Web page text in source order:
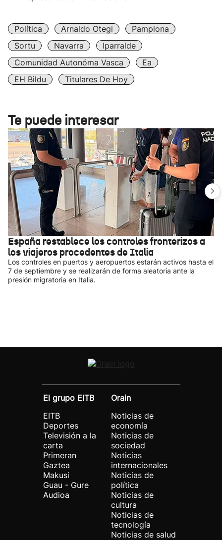
Política Arnaldo Otegi
Pamplona
Sortu
Navarra
Iparralde
Comunidad Autonóma Vasca
Ea
EH Bildu
Titulares De Hoy
Te puede interesar
España restablece los controles fronterizos a
los viajeros procedentes de Italia
Los controles en puertos y aeropuertos estarán activos hasta el
7 de septiembre y se realizarán de forma aleatoria ante la
presión migratoria en Italia.
El grupo EITB
EITB
Deportes
Televisión a la
carta
Primeran
Gaztea
Makusi
Guau - Gure
Audioa
Orain
Noticias de
economía
Noticias de
sociedad
Noticias
internacionales
Noticias de
política
Noticias de
cultura
Noticias de
tecnología
Noticias de salud